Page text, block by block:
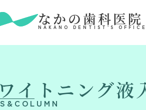
なかの歯科医院
NAKANO DENTIST’S OFFICE
イトニング液